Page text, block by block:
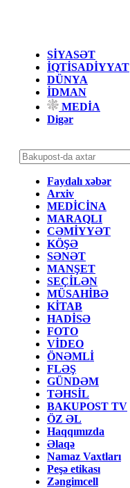
SİYASƏT
İQTİSADİYYAT
DÜNYA
İDMAN
MEDİA
Digər
Faydalı xəbər
Arxiv
MEDİCİNA
MARAQLI
CƏMİYYƏT
KÖŞƏ
SƏNƏT
MANŞET
SEÇİLƏN
MÜSAHİBƏ
KİTAB
HADİSƏ
FOTO
VİDEO
ÖNƏMLİ
FLƏŞ
GÜNDƏM
TƏHSİL
BAKUPOST TV
ÖZ ƏL
Haqqımızda
Əlaqə
Namaz Vaxtları
Peşə etikası
Zəngimcell